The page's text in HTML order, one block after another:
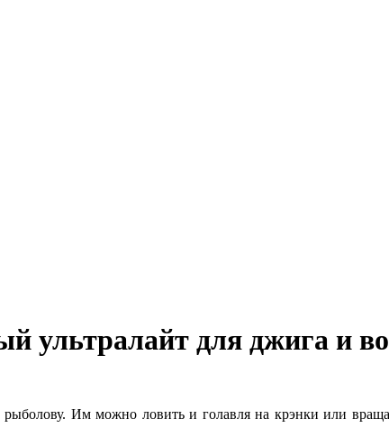
ультралайт для джига и
рыболову. Им можно ловить и голавля на крэнки или